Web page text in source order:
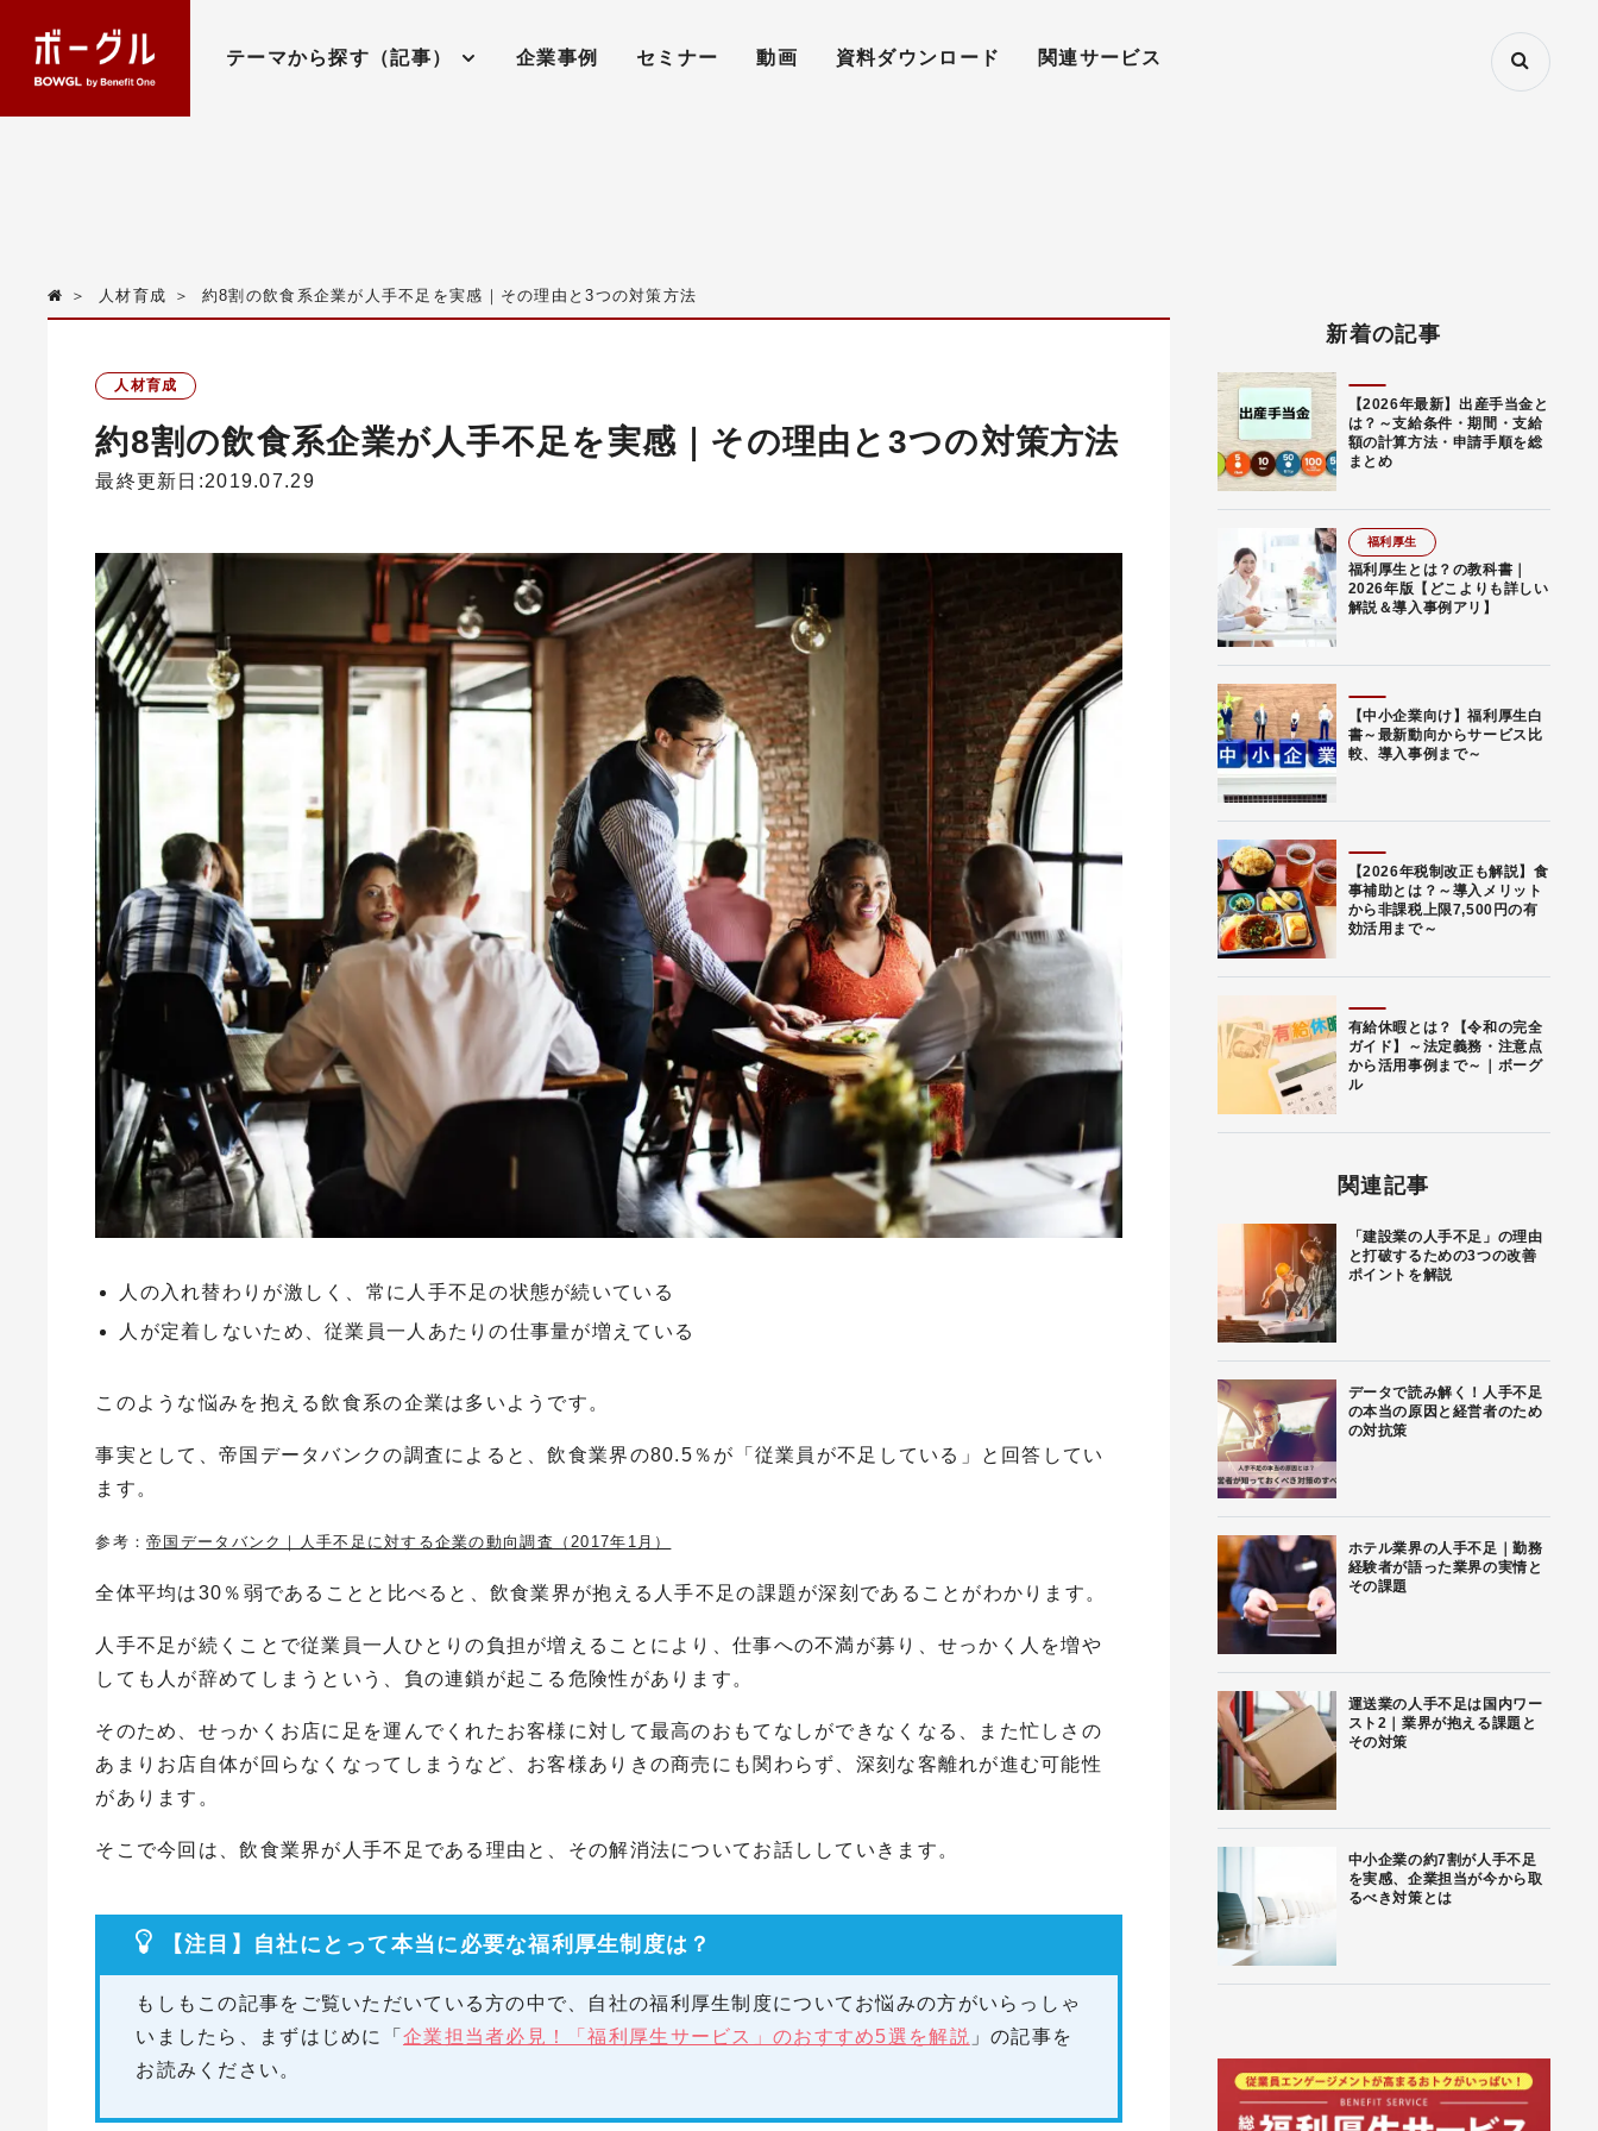
テーマから探す（記事） 企業事例 セミナー 動画 資料ダウンロード 関連サービス
＞ 人材育成 ＞ 約8割の飲食系企業が人手不足を実感｜その理由と3つの対策方法
人材育成
約8割の飲食系企業が人手不足を実感｜その理由と3つの対策方法
最終更新日:2019.07.29
人の入れ替わりが激しく、常に人手不足の状態が続いている
人が定着しないため、従業員一人あたりの仕事量が増えている
このような悩みを抱える飲食系の企業は多いようです。
事実として、帝国データバンクの調査によると、飲食業界の80.5％が「従業員が不足している」と回答してい
ます。
参考：帝国データバンク｜人手不足に対する企業の動向調査（2017年1月）
全体平均は30％弱であることと比べると、飲食業界が抱える人手不足の課題が深刻であることがわかります。
人手不足が続くことで従業員一人ひとりの負担が増えることにより、仕事への不満が募り、せっかく人を増や
しても人が辞めてしまうという、負の連鎖が起こる危険性があります。
そのため、せっかくお店に足を運んでくれたお客様に対して最高のおもてなしができなくなる、また忙しさの
あまりお店自体が回らなくなってしまうなど、お客様ありきの商売にも関わらず、深刻な客離れが進む可能性
があります。
そこで今回は、飲食業界が人手不足である理由と、その解消法についてお話ししていきます。
【注目】自社にとって本当に必要な福利厚生制度は？
もしもこの記事をご覧いただいている方の中で、自社の福利厚生制度についてお悩みの方がいらっしゃ
いましたら、まずはじめに「 企業担当者必見！「福利厚生サービス」のおすすめ5選を解説 」の記事を
お読みください。
新着の記事
【2026年最新】出産手当金と
は？～支給条件・期間・支給
額の計算方法・申請手順を総
まとめ
福利厚生
福利厚生とは？の教科書｜
2026年版【どこよりも詳しい
解説＆導入事例アリ】
【中小企業向け】福利厚生白
書～最新動向からサービス比
較、導入事例まで～
【2026年税制改正も解説】食
事補助とは？～導入メリット
から非課税上限7,500円の有
効活用まで～
有給休暇とは？【令和の完全
ガイド】～法定義務・注意点
から活用事例まで～｜ボーグ
ル
関連記事
「建設業の人手不足」の理由
と打破するための3つの改善
ポイントを解説
データで読み解く！人手不足
の本当の原因と経営者のため
の対抗策
ホテル業界の人手不足｜勤務
経験者が語った業界の実情と
その課題
運送業の人手不足は国内ワー
スト2｜業界が抱える課題と
その対策
中小企業の約7割が人手不足
を実感、企業担当が今から取
るべき対策とは